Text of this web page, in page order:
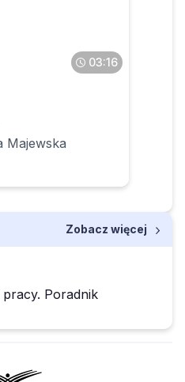
03:16
Majewska
Zobacz więcej
Poradnik